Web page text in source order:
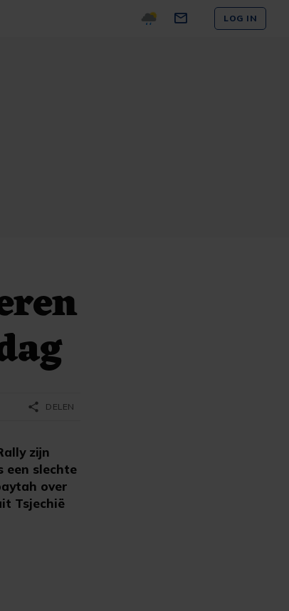
LOG IN
zijn
een slechte
over
Tsjechië
share DELEN